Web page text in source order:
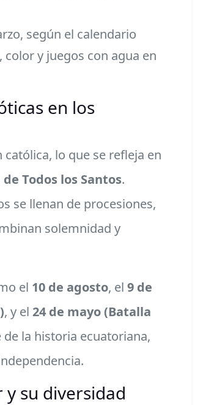
según el calendario
y juegos con agua en
en los
lo que se refleja en
de Todos los Santos.
se llenan de procesiones,
solemnidad y
el 10 de agosto, el 9 de
, y el 24 de mayo (Batalla
la historia ecuatoriana,
y su diversidad